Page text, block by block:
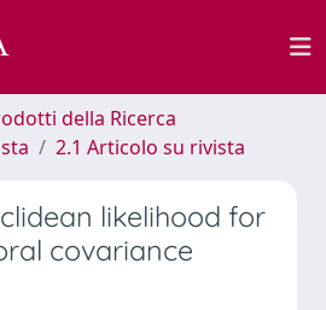
della Ricerca
2.1 Articolo su rivista
likelihood for
covariance